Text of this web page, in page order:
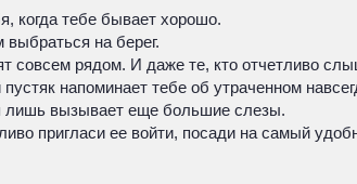
когда тебе бывает хорошо.
на берег.
совсем рядом. И даже те, кто отчетливо
напоминает тебе об утраченном
лишь вызывает еще большие слезы.
пригласи ее войти, посади на самый